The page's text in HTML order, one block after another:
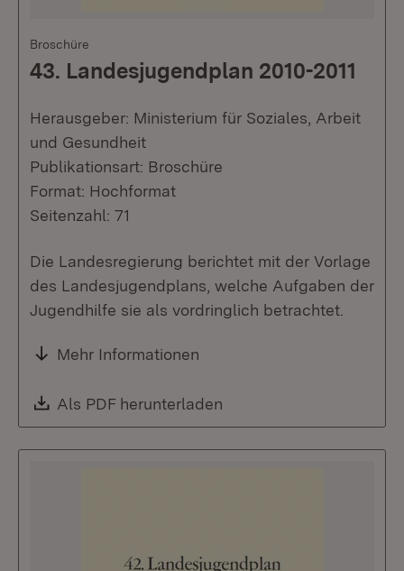
Broschüre
43. Landesjugendplan 2010-2011
Herausgeber: Ministerium für Soziales, Arbeit
und Gesundheit
Publikationsart: Broschüre
Format: Hochformat
Seitenzahl: 71
Die Landesregierung berichtet mit der Vorlage
des Landesjugendplans, welche Aufgaben der
Jugendhilfe sie als vordringlich betrachtet.
Mehr Informationen
Download:
Als PDF herunterladen